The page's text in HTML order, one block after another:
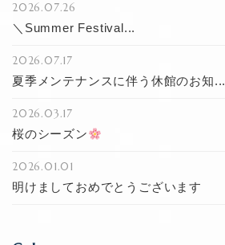
2026.07.26
＼Summer Festival...
2026.07.17
夏季メンテナンスに伴う休館のお知...
2026.03.17
桜のシーズン
2026.01.01
明けましておめでとうございます